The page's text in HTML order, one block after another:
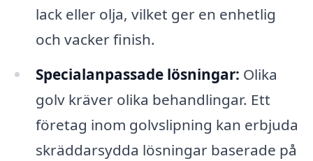
lack eller olja, vilket ger en enhetlig
och vacker finish.
Specialanpassade lösningar: Olika
golv kräver olika behandlingar. Ett
företag inom golvslipning kan erbjuda
skräddarsydda lösningar baserade på